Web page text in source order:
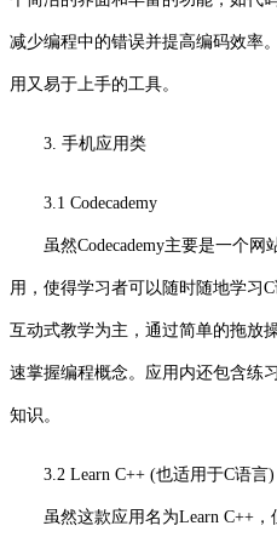
减少编程中的错误并提高编码效率
用又易于上手的工具。
3. 手机应用类
3.1 Codecademy
虽然Codecademy主要是一个网
用，使得学习者可以随时随地学习C
互动式教学为主，通过简单的拖放
速掌握编程概念。应用内还包含练
知识。
3.2 Learn C++ (也适用于C语言)
虽然这款应用名为Learn C++，